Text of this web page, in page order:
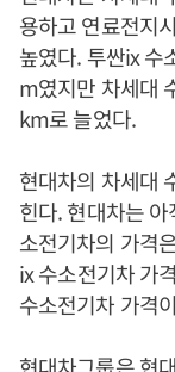
용하고 연료전지
높였다. 투싼ix 수
m였지만 차세대
km로 늘었다.
현대차의 차세대
힌다. 현대차는
소전기차의 가격
ix 수소전기차 가
수소전기차 가격